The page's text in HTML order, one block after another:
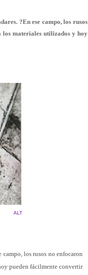
?En ese campo, los rusos
los materiales utilizados y hoy
ALT
los rusos no enfocaron
pueden fácilmente convertir